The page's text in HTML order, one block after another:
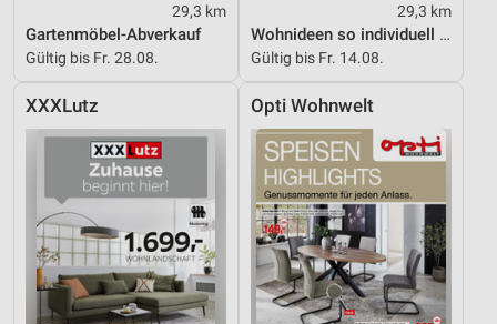
29,3 km
Gartenmöbel-Abverkauf
Gültig bis Fr. 28.08.
29,3 km
Wohnideen so individuell wie du!
Gültig bis Fr. 14.08.
XXXLutz Opti Wohnwelt